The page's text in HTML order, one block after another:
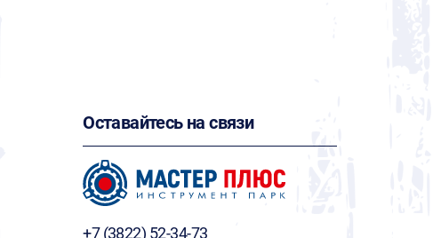
Оставайтесь на связи
+7 (3822) 52-34-73